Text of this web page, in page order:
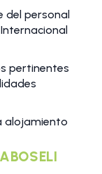
del personal
Internacional
pertinentes
alojamiento